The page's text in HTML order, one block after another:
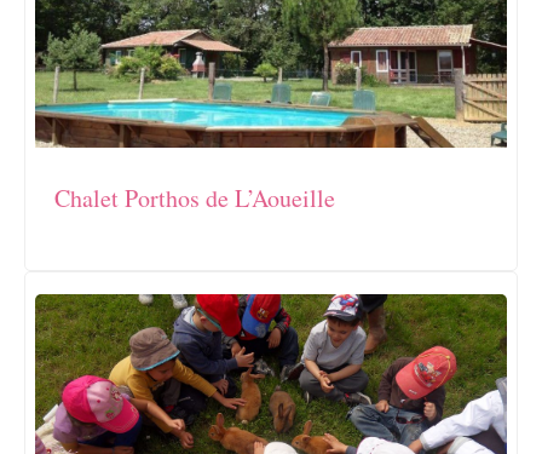
Chalet Porthos de L’Aoueille